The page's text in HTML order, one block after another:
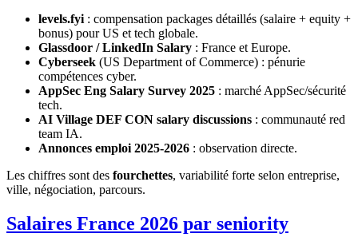
levels.fyi : compensation packages détaillés (salaire + equity +
bonus) pour US et tech globale.
Glassdoor / LinkedIn Salary : France et Europe.
Cyberseek (US Department of Commerce) : pénurie
compétences cyber.
AppSec Eng Salary Survey 2025 : marché AppSec/sécurité
tech.
AI Village DEF CON salary discussions : communauté red
team IA.
Annonces emploi 2025-2026 : observation directe.
Les chiffres sont des fourchettes, variabilité forte selon entreprise,
ville, négociation, parcours.
Salaires France 2026 par seniority